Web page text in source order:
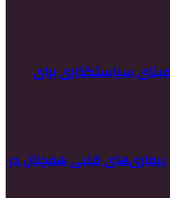
سیاستگذاری برای
بیماری‌های قلبی همچنان در